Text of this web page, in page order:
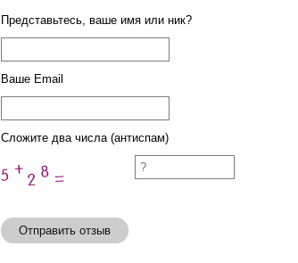
Представьтесь, ваше имя или ник?
Ваше Email
Сложите два числа (антиспам)
Отправить отзыв